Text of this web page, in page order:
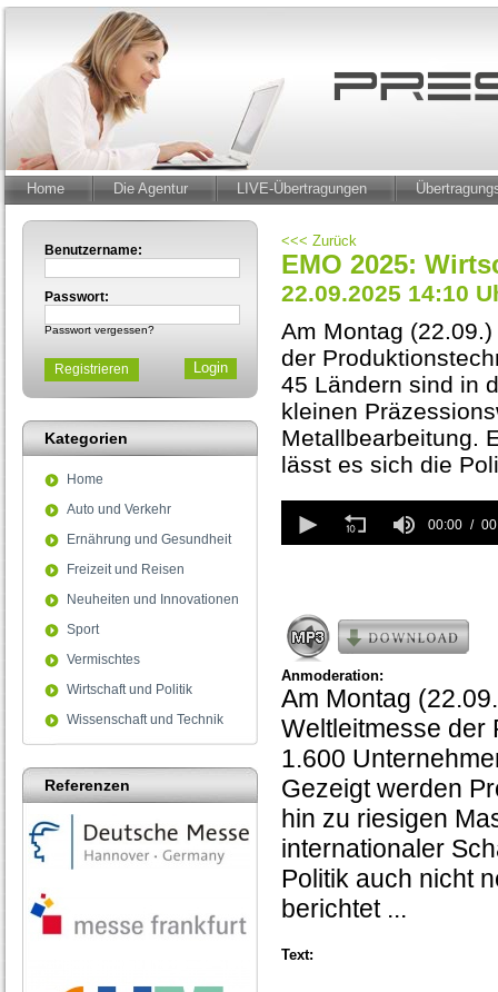
Home Die Agentur LIVE-Übertragungen
Benutzername:
Passwort:
Passwort vergessen?
Registrieren
Kategorien
Home
Auto und Verkehr
Ernährung und Gesundheit
Freizeit und Reisen
Neuheiten und Innovationen
Sport
Vermischtes
Wirtschaft und Politik
Wissenschaft und Technik
Referenzen
<<< Zurück
EMO 2025:
22.09.2025 14:10
Am Montag
der
45 Ländern sind in
kleinen
Metallbearbeitung.
lässt es sich die
seconds
of
00:00
Anmoderation:
Am Montag
Weltleitmesse der
1.600
Gezeigt werden
hin zu riesigen
internationaler
Politik auch nicht
berichtet ...
Text: